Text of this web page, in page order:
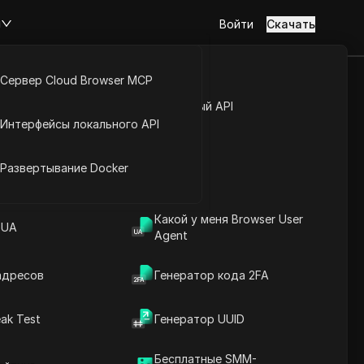
Открытый API
Какой у меня Browser User
Agent
Генератор кода 2FA
Test Генератор UUID
Бесплатные SMM-
Сервер Cloud Browser MCP
Интерфейсы локального API
Развертывание Docker
Войти Скачать
Скоро будет доступно
стремящихся к большей